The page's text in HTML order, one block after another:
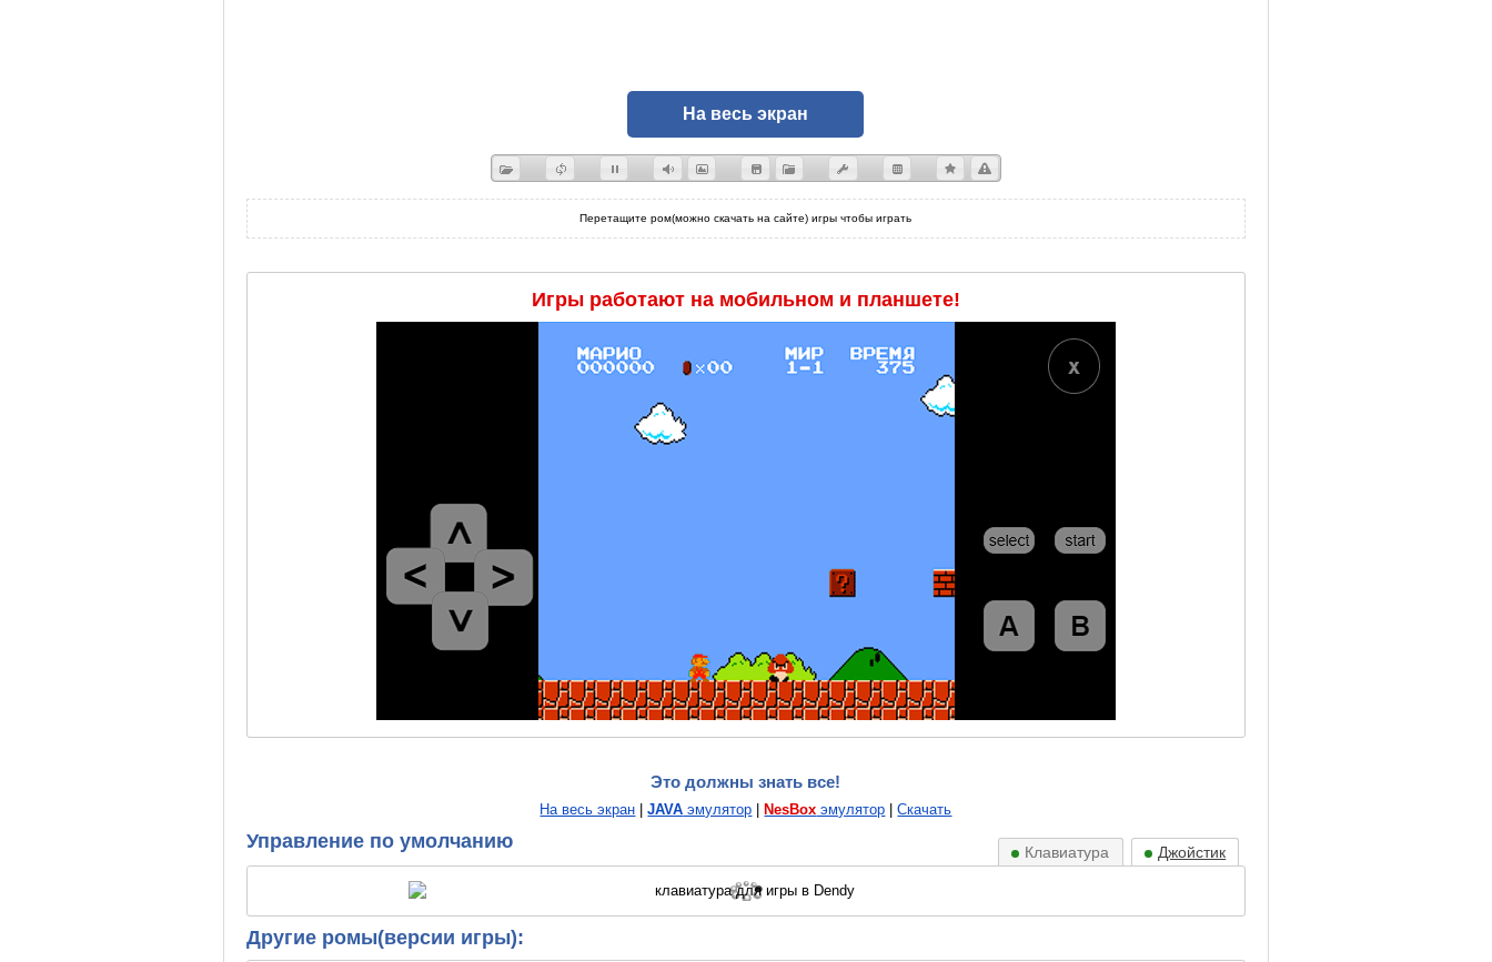
На весь экран
Перетащите ром(можно скачать на сайте) игры чтобы играть
Игры работают на мобильном и планшете!
Это должны знать все!
На весь экран |JAVA эмулятор NesBox эмулятор |Скачать
Управление по умолчанию Джойстик
Клавиатура
Другие ромы(версии игры):